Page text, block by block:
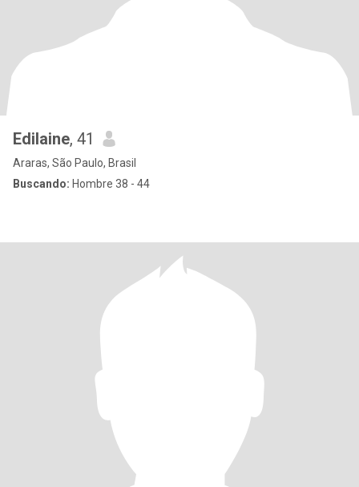
Edilaine, 41
Araras, São Paulo, Brasil
Buscando: Hombre 38 - 44